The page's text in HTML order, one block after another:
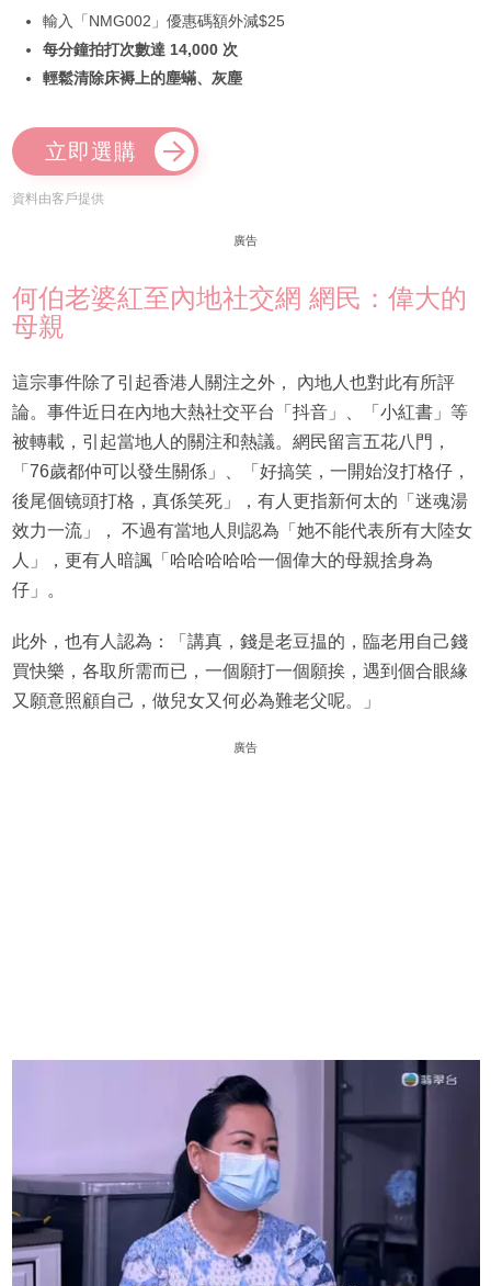
輸入「NMG002」優惠碼額外減$25
每分鐘拍打次數達 14,000 次
輕鬆清除床褥上的塵蟎、灰塵
立即選購
資料由客戶提供
廣告
何伯老婆紅至內地社交網 網民：偉大的
母親
這宗事件除了引起香港人關注之外， 內地人也對此有所評
論。事件近日在內地大熱社交平台「抖音」、「小紅書」等
被轉載，引起當地人的關注和熱議。網民留言五花八門，
「76歲都仲可以發生關係」、「好搞笑，一開始沒打格仔，
後尾個镜頭打格，真係笑死」，有人更指新何太的「迷魂湯
效力一流」， 不過有當地人則認為「她不能代表所有大陸女
人」，更有人暗諷「哈哈哈哈哈一個偉大的母親捨身為
仔」。
此外，也有人認為：「講真，錢是老豆揾的，臨老用自己錢
買快樂，各取所需而已，一個願打一個願挨，遇到個合眼緣
又願意照顧自己，做兒女又何必為難老父呢。」
廣告